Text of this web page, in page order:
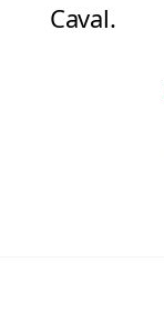
Caval.